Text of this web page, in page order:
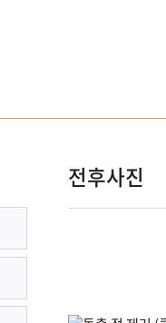
전후사진